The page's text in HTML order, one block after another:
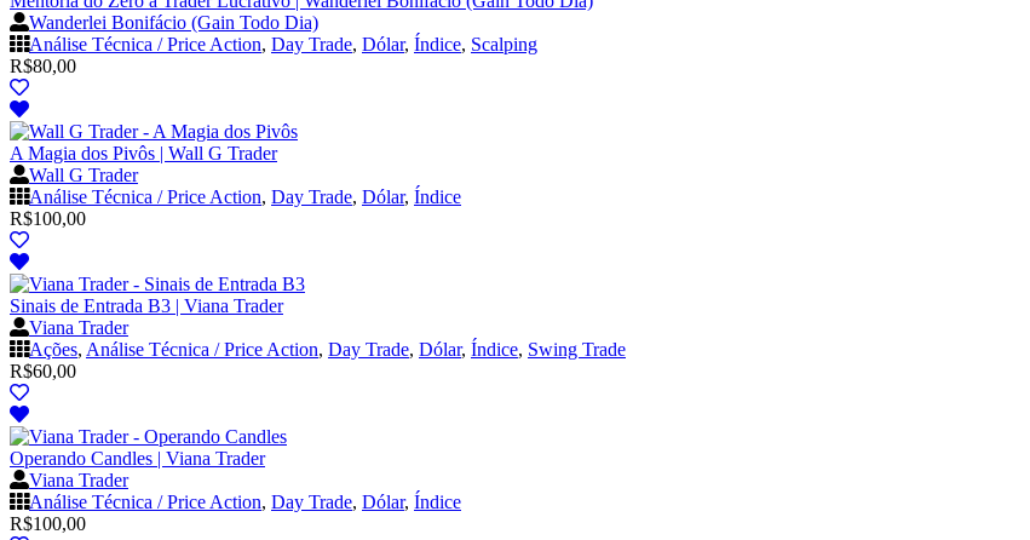
Wanderlei Bonifácio (Gain Todo Dia)
Análise Técnica / Price Action, Day Trade, Dólar, Índice, Scalping
R$80,00
A Magia dos Pivôs | Wall G Trader
Wall G Trader
Análise Técnica / Price Action, Day Trade, Dólar, Índice
R$100,00
Sinais de Entrada B3 | Viana Trader
Viana Trader
Ações, Análise Técnica / Price Action, Day Trade, Dólar, Índice, Swing Trade
R$60,00
Operando Candles | Viana Trader
Viana Trader
Análise Técnica / Price Action, Day Trade, Dólar, Índice
R$100,00